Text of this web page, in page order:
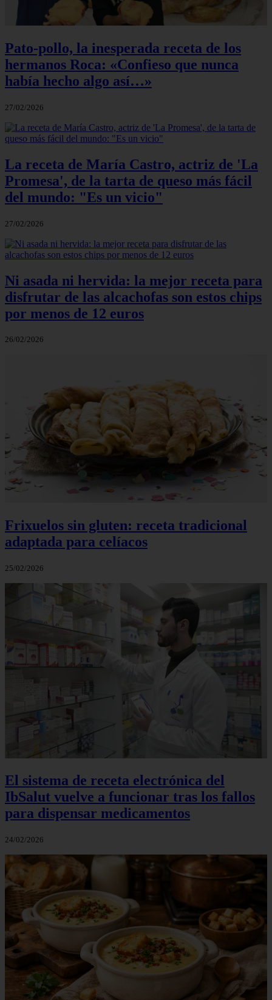
Pato-pollo, la inesperada receta de los
hermanos Roca: «Confieso que nunca
había hecho algo así…»
27/02/2026
La receta de María Castro, actriz de 'La
Promesa', de la tarta de queso más fácil
del mundo: "Es un vicio"
27/02/2026
Ni asada ni hervida: la mejor receta para
disfrutar de las alcachofas son estos chips
por menos de 12 euros
26/02/2026
Frixuelos sin gluten: receta tradicional
adaptada para celíacos
25/02/2026
El sistema de receta electrónica del
IbSalut vuelve a funcionar tras los fallos
para dispensar medicamentos
24/02/2026